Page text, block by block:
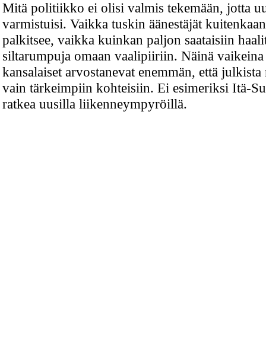
Mitä politiikko ei olisi valmis tekemään, jotta
varmistuisi. Vaikka tuskin äänestäjät
palkitsee, vaikka kuinkan paljon saataisiin
siltarumpuja omaan vaalipiiriin. Näinä
kansalaiset arvostanevat enemmän, että julkista
vain tärkeimpiin kohteisiin. Ei esimeriksi Itä-
ratkea uusilla liikenneympyröillä.